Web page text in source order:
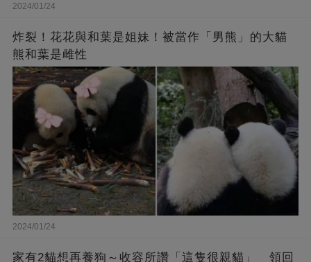
2024/01/24
炸裂！花花與和葉是姐妹！被當作「男熊」的大貓
熊和葉是雌性
2024/01/24
家有2貓想再養狗～收容所讚「這隻很親貓」 領回